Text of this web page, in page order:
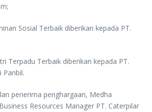
Sosial Terbaik diberikan kepada PT.
Terpadu Terbaik diberikan kepada PT.
Panbil.
penerima penghargaan, Medha
Resources Manager PT. Caterpilar